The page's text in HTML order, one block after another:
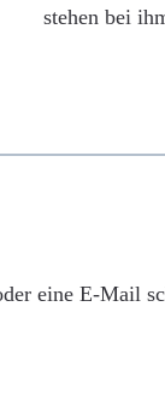
stehen bei
eine E-Mail